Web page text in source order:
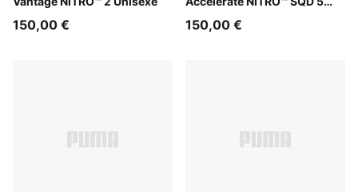
150,00 € 150,00 €